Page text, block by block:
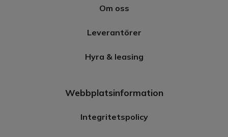
Om oss
Leverantörer
Hyra & leasing
Webbplatsinformation
Integritetspolicy